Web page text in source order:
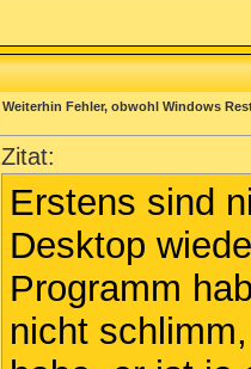
Weiterhin Fehler, obwohl Windows
Zitat:
Erstens sind
Desktop
Programm
nicht